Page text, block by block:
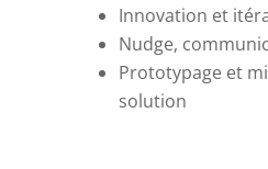
Innovation et
Nudge,
Prototypage et
solution